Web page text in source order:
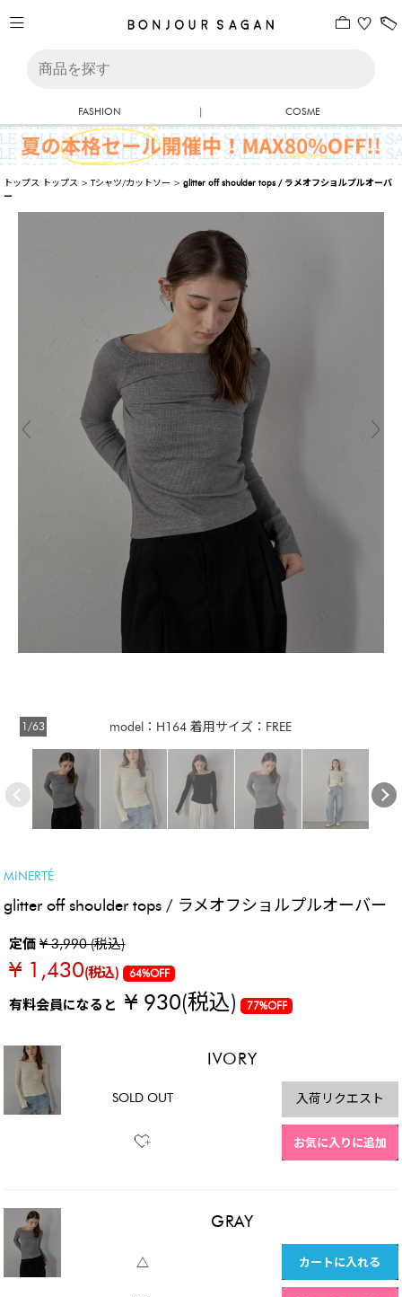
FASHION | COSME
トップス トップス >Tシャツ/カットソー >glitter off shoulder tops / ラメオフショルプルオーバ
ー
model：H164 着用サイズ：FREE
1/63
MINERTÉ
glitter off shoulder tops / ラメオフショルプルオーバー
定価¥ 3,990 (税込)
¥ 1,430(税込) 64%OFF
有料会員になると¥ 930(税込) 77%OFF
IVORY
SOLD OUT 入荷リクエスト
お気に入りに追加
GRAY
△ カートに入れる